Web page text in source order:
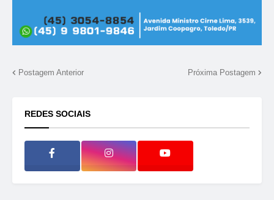
Postagem Anterior Próxima Postagem
REDES SOCIAIS